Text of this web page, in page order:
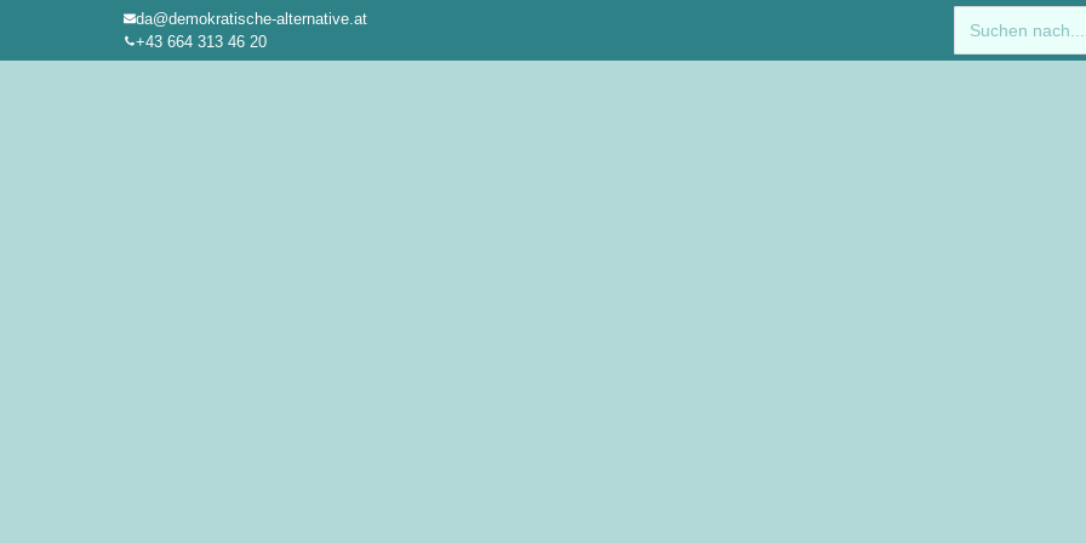
da@demokratische-alternative.at
+43 664 313 46 20